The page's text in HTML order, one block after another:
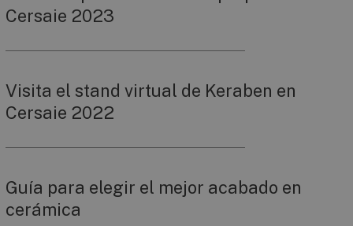
Cersaie 2023
Visita el stand virtual de Keraben en
Cersaie 2022
Guía para elegir el mejor acabado en
cerámica